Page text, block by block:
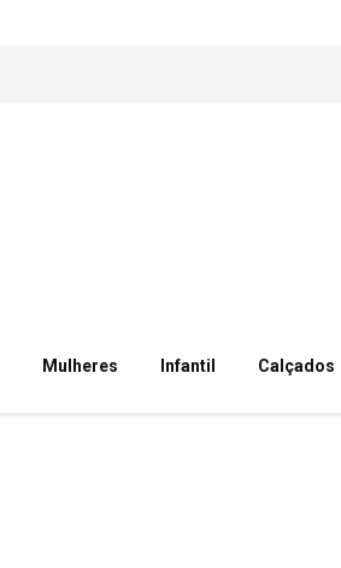
Mulheres Infantil Calçados